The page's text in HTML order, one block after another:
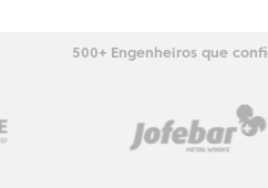
500+ Engenheiros que